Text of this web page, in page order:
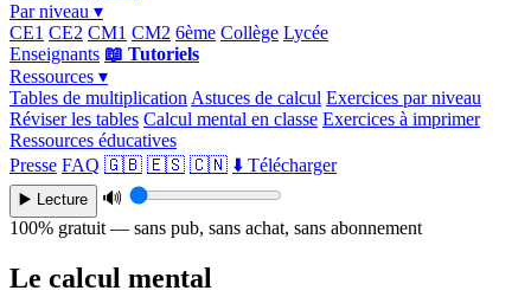
Par niveau ▾
CE1 CE2 CM1 CM2 6ème Collège Lycée
Enseignants 📖 Tutoriels
Ressources ▾
Tables de multiplication Astuces de calcul Exercices par niveau
Réviser les tables Calcul mental en classe Exercices à imprimer
Ressources éducatives
Presse FAQ 🇬🇧 🇪🇸 🇨🇳 ⬇️ Télécharger
▶️ Lecture
🔊
100% gratuit — sans pub, sans achat, sans abonnement
Le calcul mental